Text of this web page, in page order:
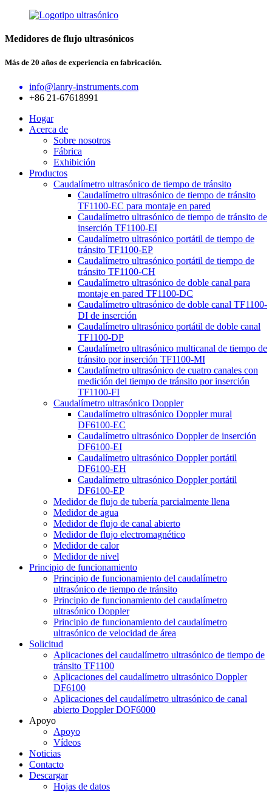
Medidores de flujo ultrasónicos
Más de 20 años de experiencia en fabricación.
info@lanry-instruments.com
+86 21-67618991
Hogar
Acerca de
Sobre nosotros
Fábrica
Exhibición
Productos
Caudalímetro ultrasónico de tiempo de tránsito
Caudalímetro ultrasónico de tiempo de tránsito
TF1100-EC para montaje en pared
Caudalímetro ultrasónico de tiempo de tránsito de
inserción TF1100-EI
Caudalímetro ultrasónico portátil de tiempo de
tránsito TF1100-EP
Caudalímetro ultrasónico portátil de tiempo de
tránsito TF1100-CH
Caudalímetro ultrasónico de doble canal para
montaje en pared TF1100-DC
Caudalímetro ultrasónico de doble canal TF1100-
DI de inserción
Caudalímetro ultrasónico portátil de doble canal
TF1100-DP
Caudalímetro ultrasónico multicanal de tiempo de
tránsito por inserción TF1100-MI
Caudalímetro ultrasónico de cuatro canales con
medición del tiempo de tránsito por inserción
TF1100-FI
Caudalímetro ultrasónico Doppler
Caudalímetro ultrasónico Doppler mural
DF6100-EC
Caudalímetro ultrasónico Doppler de inserción
DF6100-EI
Caudalímetro ultrasónico Doppler portátil
DF6100-EH
Caudalímetro ultrasónico Doppler portátil
DF6100-EP
Medidor de flujo de tubería parcialmente llena
Medidor de agua
Medidor de flujo de canal abierto
Medidor de flujo electromagnético
Medidor de calor
Medidor de nivel
Principio de funcionamiento
Principio de funcionamiento del caudalímetro
ultrasónico de tiempo de tránsito
Principio de funcionamiento del caudalímetro
ultrasónico Doppler
Principio de funcionamiento del caudalímetro
ultrasónico de velocidad de área
Solicitud
Aplicaciones del caudalímetro ultrasónico de tiempo de
tránsito TF1100
Aplicaciones del caudalímetro ultrasónico Doppler
DF6100
Aplicaciones del caudalímetro ultrasónico de canal
abierto Doppler DOF6000
Apoyo
Apoyo
Vídeos
Noticias
Contacto
Descargar
Hojas de datos